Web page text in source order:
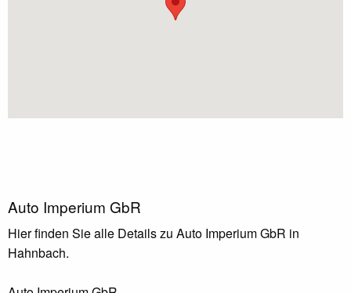
Auto Imperium GbR
Hier finden Sie alle Details zu Auto Imperium GbR in
Hahnbach.